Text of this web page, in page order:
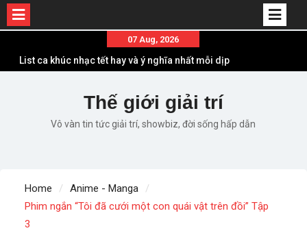
content
07 Aug, 2026
List ca khúc nhạc tết hay và ý nghĩa nhất mỗi dịp
Em ơi lên phố – Minh Vương: Màn comeback
“ngoạn mục” với triệu view
Những ca khúc nhạc xuân “sặc mùi” quảng cáo
Lời bài hát Chúng Ta của Hiện Tại – Sơn Tùng M-
TP – Full lyrics bản chuẩn
Thế giới giải trí
Vô vàn tin tức giải trí, showbiz, đời sống hấp dẫn
Home
Anime - Manga
Phim ngắn “Tôi đã cưới một con quái vật trên đồi” Tập
3